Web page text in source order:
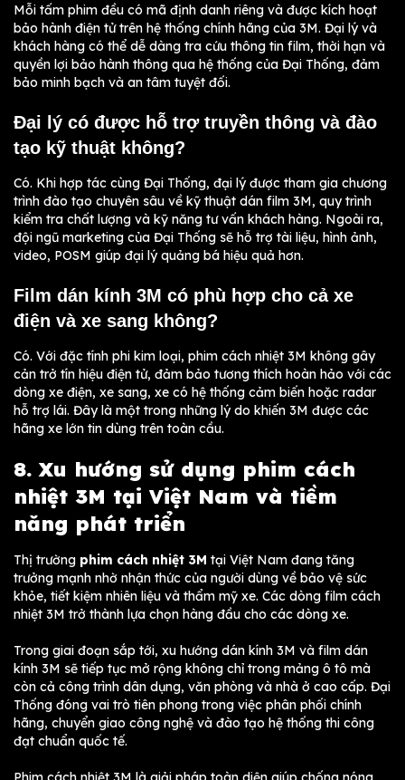
Mỗi tấm phim đều có mã định danh riêng và được kích hoạt
bảo hành điện tử trên hệ thống chính hãng của 3M. Đại lý và
khách hàng có thể dễ dàng tra cứu thông tin film, thời hạn và
quyền lợi bảo hành thông qua hệ thống của Đại Thống, đảm
bảo minh bạch và an tâm tuyệt đối.
Đại lý có được hỗ trợ truyền thông và đào
tạo kỹ thuật không?
Có. Khi hợp tác cùng Đại Thống, đại lý được tham gia chương
trình đào tạo chuyên sâu về kỹ thuật dán film 3M, quy trình
kiểm tra chất lượng và kỹ năng tư vấn khách hàng. Ngoài ra,
đội ngũ marketing của Đại Thống sẽ hỗ trợ tài liệu, hình ảnh,
video, POSM giúp đại lý quảng bá hiệu quả hơn.
Film dán kính 3M có phù hợp cho cả xe
điện và xe sang không?
Có. Với đặc tính phi kim loại, phim cách nhiệt 3M không gây
cản trở tín hiệu điện tử, đảm bảo tương thích hoàn hảo với các
dòng xe điện, xe sang, xe có hệ thống cảm biến hoặc radar
hỗ trợ lái. Đây là một trong những lý do khiến 3M được các
hãng xe lớn tin dùng trên toàn cầu.
8. Xu hướng sử dụng phim cách
nhiệt 3M tại Việt Nam và tiềm
năng phát triển
Thị trường phim cách nhiệt 3M tại Việt Nam đang tăng
trưởng mạnh nhờ nhận thức của người dùng về bảo vệ sức
khỏe, tiết kiệm nhiên liệu và thẩm mỹ xe. Các dòng film cách
nhiệt 3M trở thành lựa chọn hàng đầu cho các dòng xe.
Trong giai đoạn sắp tới, xu hướng dán kính 3M và film dán
kính 3M sẽ tiếp tục mở rộng không chỉ trong mảng ô tô mà
còn cả công trình dân dụng, văn phòng và nhà ở cao cấp. Đại
Thống đóng vai trò tiên phong trong việc phân phối chính
hãng, chuyển giao công nghệ và đào tạo hệ thống thi công
đạt chuẩn quốc tế.